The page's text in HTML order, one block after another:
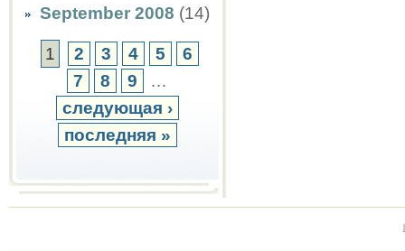
September 2008 (14)
1 2 3 4 5
6
7
8 9
…
следующая ›
последняя »